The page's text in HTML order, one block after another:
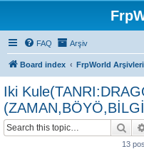
FAQ Arşiv
Board index FrpWorld Arşivleri
Iki
13